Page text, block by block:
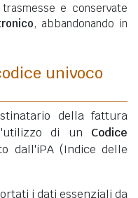
e conservate
, abbandonando in
univoco
della fattura
di un Codice
dall'iPA (Indice delle
i dati essenziali da